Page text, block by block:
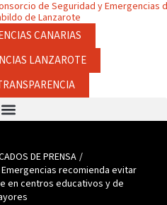
CANARIAS
LANZAROTE
DE PRENSA
recomienda evitar
en centros educativos y de